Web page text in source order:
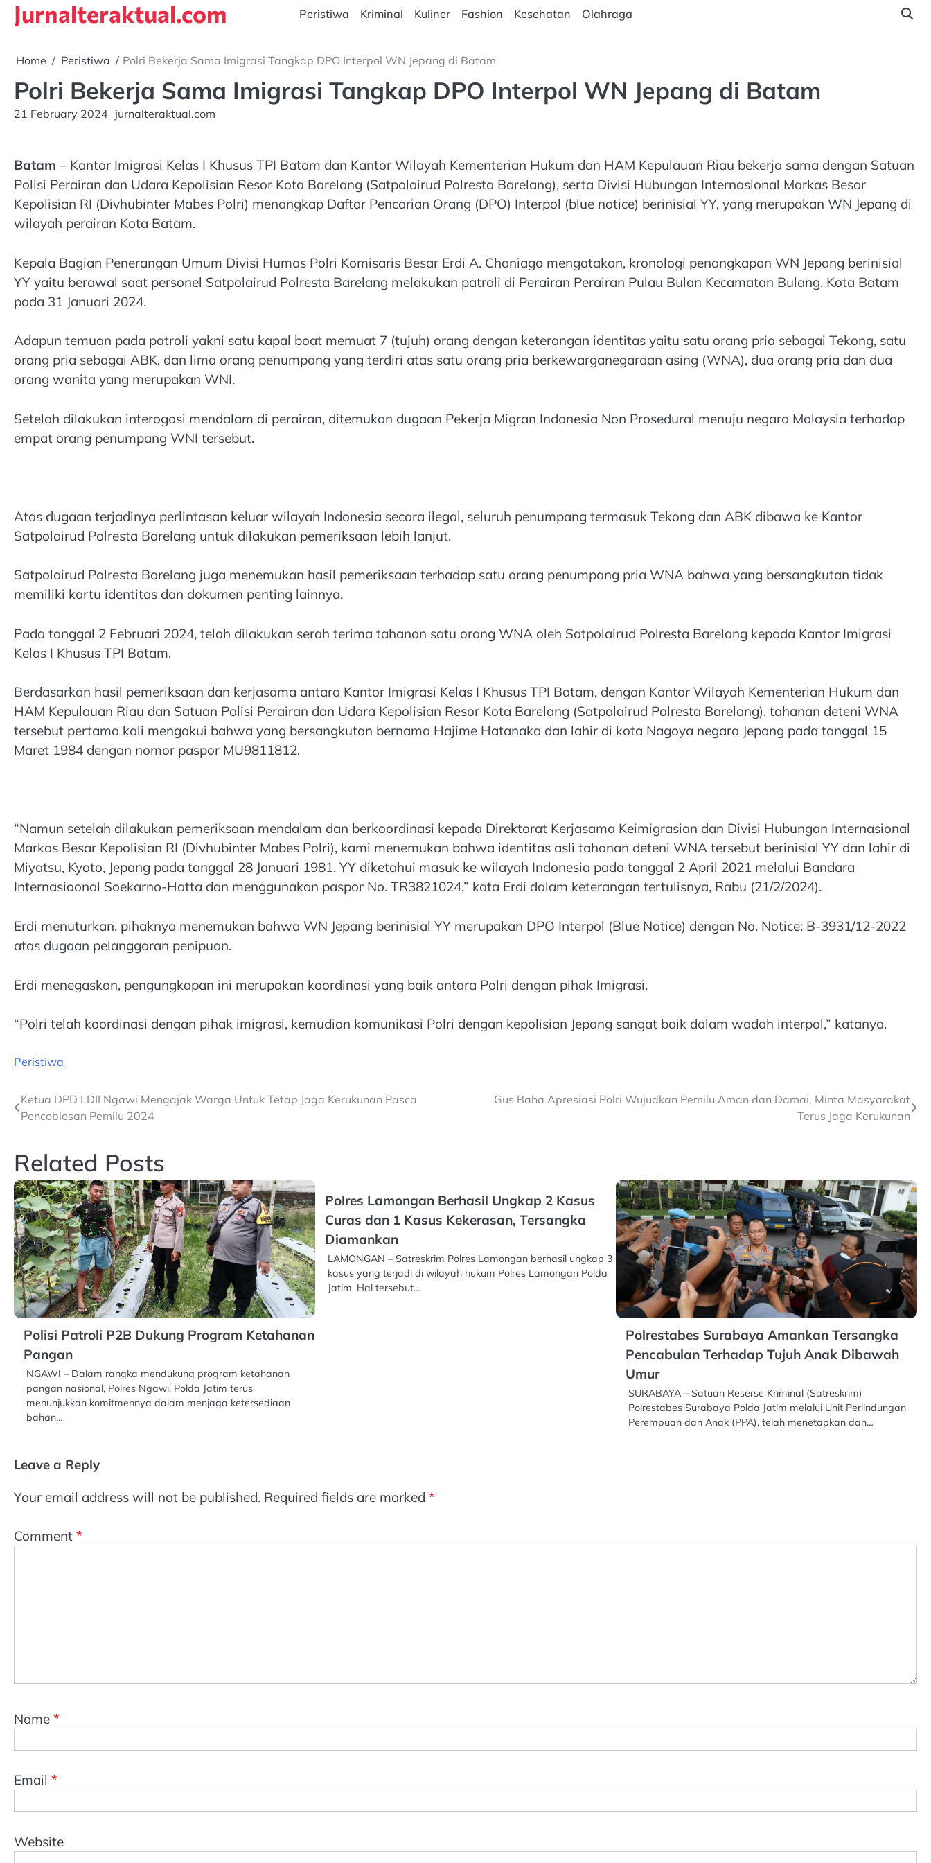
SkipJurnalteraktual.com Peristiwa Kriminal Kuliner Fashion Kesehatan Olahraga
Home Peristiwa Polri Bekerja Sama Imigrasi Tangkap DPO Interpol WN Jepang di Batam
Polri Bekerja Sama Imigrasi Tangkap DPO Interpol WN Jepang di Batam
21 February 2024 jurnalteraktual.com
Batam – Kantor Imigrasi Kelas I Khusus TPI Batam dan Kantor Wilayah Kementerian Hukum dan HAM Kepulauan Riau bekerja sama dengan Satuan
Polisi Perairan dan Udara Kepolisian Resor Kota Barelang (Satpolairud Polresta Barelang), serta Divisi Hubungan Internasional Markas Besar
Kepolisian RI (Divhubinter Mabes Polri) menangkap Daftar Pencarian Orang (DPO) Interpol (blue notice) berinisial YY, yang merupakan WN Jepang di
wilayah perairan Kota Batam.
Kepala Bagian Penerangan Umum Divisi Humas Polri Komisaris Besar Erdi A. Chaniago mengatakan, kronologi penangkapan WN Jepang berinisial
YY yaitu berawal saat personel Satpolairud Polresta Barelang melakukan patroli di Perairan Perairan Pulau Bulan Kecamatan Bulang, Kota Batam
pada 31 Januari 2024.
Adapun temuan pada patroli yakni satu kapal boat memuat 7 (tujuh) orang dengan keterangan identitas yaitu satu orang pria sebagai Tekong, satu
orang pria sebagai ABK, dan lima orang penumpang yang terdiri atas satu orang pria berkewarganegaraan asing (WNA), dua orang pria dan dua
orang wanita yang merupakan WNI.
Setelah dilakukan interogasi mendalam di perairan, ditemukan dugaan Pekerja Migran Indonesia Non Prosedural menuju negara Malaysia terhadap
empat orang penumpang WNI tersebut.
Atas dugaan terjadinya perlintasan keluar wilayah Indonesia secara ilegal, seluruh penumpang termasuk Tekong dan ABK dibawa ke Kantor
Satpolairud Polresta Barelang untuk dilakukan pemeriksaan lebih lanjut.
Satpolairud Polresta Barelang juga menemukan hasil pemeriksaan terhadap satu orang penumpang pria WNA bahwa yang bersangkutan tidak
memiliki kartu identitas dan dokumen penting lainnya.
Pada tanggal 2 Februari 2024, telah dilakukan serah terima tahanan satu orang WNA oleh Satpolairud Polresta Barelang kepada Kantor Imigrasi
Kelas I Khusus TPI Batam.
Berdasarkan hasil pemeriksaan dan kerjasama antara Kantor Imigrasi Kelas I Khusus TPI Batam, dengan Kantor Wilayah Kementerian Hukum dan
HAM Kepulauan Riau dan Satuan Polisi Perairan dan Udara Kepolisian Resor Kota Barelang (Satpolairud Polresta Barelang), tahanan deteni WNA
tersebut pertama kali mengakui bahwa yang bersangkutan bernama Hajime Hatanaka dan lahir di kota Nagoya negara Jepang pada tanggal 15
Maret 1984 dengan nomor paspor MU9811812.
“Namun setelah dilakukan pemeriksaan mendalam dan berkoordinasi kepada Direktorat Kerjasama Keimigrasian dan Divisi Hubungan Internasional
Markas Besar Kepolisian RI (Divhubinter Mabes Polri), kami menemukan bahwa identitas asli tahanan deteni WNA tersebut berinisial YY dan lahir di
Miyatsu, Kyoto, Jepang pada tanggal 28 Januari 1981. YY diketahui masuk ke wilayah Indonesia pada tanggal 2 April 2021 melalui Bandara
Internasioonal Soekarno-Hatta dan menggunakan paspor No. TR3821024,” kata Erdi dalam keterangan tertulisnya, Rabu (21/2/2024).
Erdi menuturkan, pihaknya menemukan bahwa WN Jepang berinisial YY merupakan DPO Interpol (Blue Notice) dengan No. Notice: B-3931/12-2022
atas dugaan pelanggaran penipuan.
Erdi menegaskan, pengungkapan ini merupakan koordinasi yang baik antara Polri dengan pihak Imigrasi.
“Polri telah koordinasi dengan pihak imigrasi, kemudian komunikasi Polri dengan kepolisian Jepang sangat baik dalam wadah interpol,” katanya.
Peristiwa
Post
Ketua DPD LDII Ngawi Mengajak Warga Untuk Tetap Jaga Kerukunan Pasca
Pencoblosan Pemilu 2024
Gus Baha Apresiasi Polri Wujudkan Pemilu Aman dan Damai, Minta Masyarakat
Terus Jaga Kerukunan
Related Posts
Polisi Patroli P2B Dukung Program Ketahanan
Pangan
NGAWI – Dalam rangka mendukung program ketahanan
pangan nasional, Polres Ngawi, Polda Jatim terus
menunjukkan komitmennya dalam menjaga ketersediaan
bahan…
Polres Lamongan Berhasil Ungkap 2 Kasus
Curas dan 1 Kasus Kekerasan, Tersangka
Diamankan
LAMONGAN – Satreskrim Polres Lamongan berhasil ungkap 3
kasus yang terjadi di wilayah hukum Polres Lamongan Polda
Jatim. Hal tersebut…
Polrestabes Surabaya Amankan Tersangka
Pencabulan Terhadap Tujuh Anak Dibawah
Umur
SURABAYA – Satuan Reserse Kriminal (Satreskrim)
Polrestabes Surabaya Polda Jatim melalui Unit Perlindungan
Perempuan dan Anak (PPA), telah menetapkan dan…
Leave a Reply
Your email address will not be published. Required fields are marked *
Comment *
Name *
Email *
Website